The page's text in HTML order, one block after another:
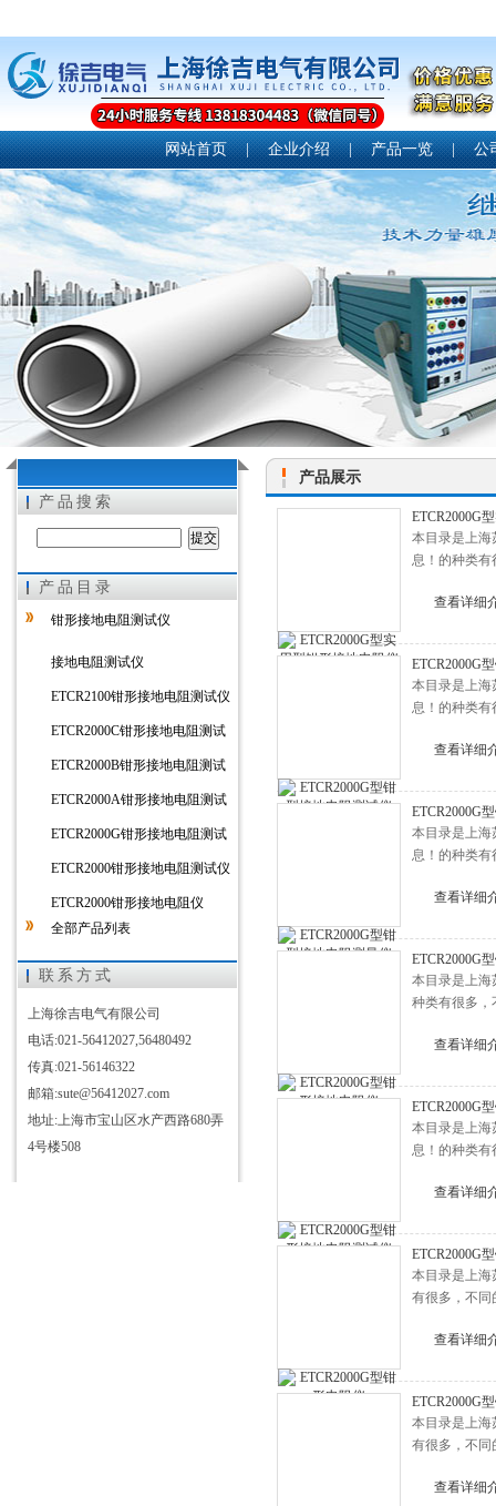
上海徐吉电气有限公司
网站首页 | 企业介绍 | 产品一览 | 公
产品搜索
产品目录
钳形接地电阻测试仪
接地电阻测试仪
ETCR2100钳形接地电阻测试仪
ETCR2000C钳形接地电阻测试
ETCR2000B钳形接地电阻测试
ETCR2000A钳形接地电阻测试
ETCR2000G钳形接地电阻测试
ETCR2000钳形接地电阻测试仪
ETCR2000钳形接地电阻仪
全部产品列表
联系方式
上海徐吉电气有限公司
电话:021-56412027,56480492
传真:021-56146322
邮箱:sute@56412027.com
地址:上海市宝山区水产西路680弄
4号楼508
产品展示
ETCR2000G
本目录是上海
息！的种类有
查看详细
ETCR2000G
本目录是上海
息！的种类有
查看详细
ETCR2000G
本目录是上海
息！的种类有
查看详细
ETCR2000G
本目录是上海
种类有很多，
查看详细
ETCR2000G
本目录是上海
息！的种类有
查看详细
ETCR2000G
本目录是上海
有很多，不同
查看详细
ETCR2000G
本目录是上海
有很多，不同
查看详细